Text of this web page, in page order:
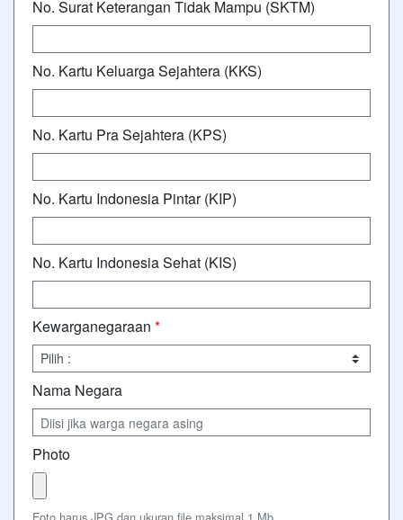
No. Surat Keterangan Tidak Mampu (SKTM)
No. Kartu Keluarga Sejahtera (KKS)
No. Kartu Pra Sejahtera (KPS)
No. Kartu Indonesia Pintar (KIP)
No. Kartu Indonesia Sehat (KIS)
Kewarganegaraan *
Nama Negara
Photo